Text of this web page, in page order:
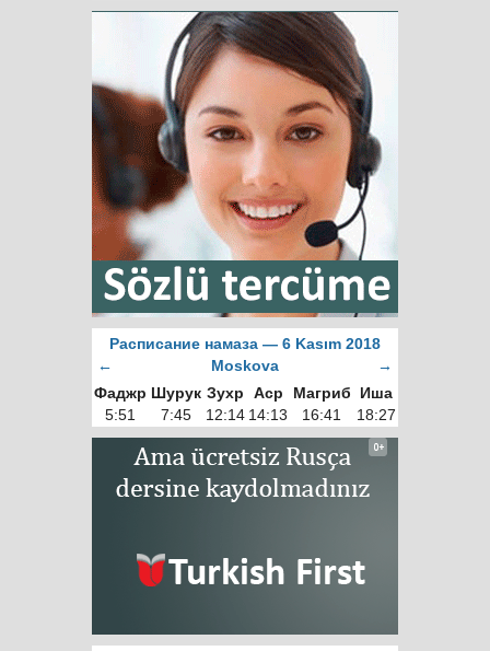
Расписание намаза — 6 Kasım 2018
←
Moskova
→
Фаджр Шурук Зухр Аср Магриб
Иша
5:51
7:45 12:14 14:13 16:41 18:27